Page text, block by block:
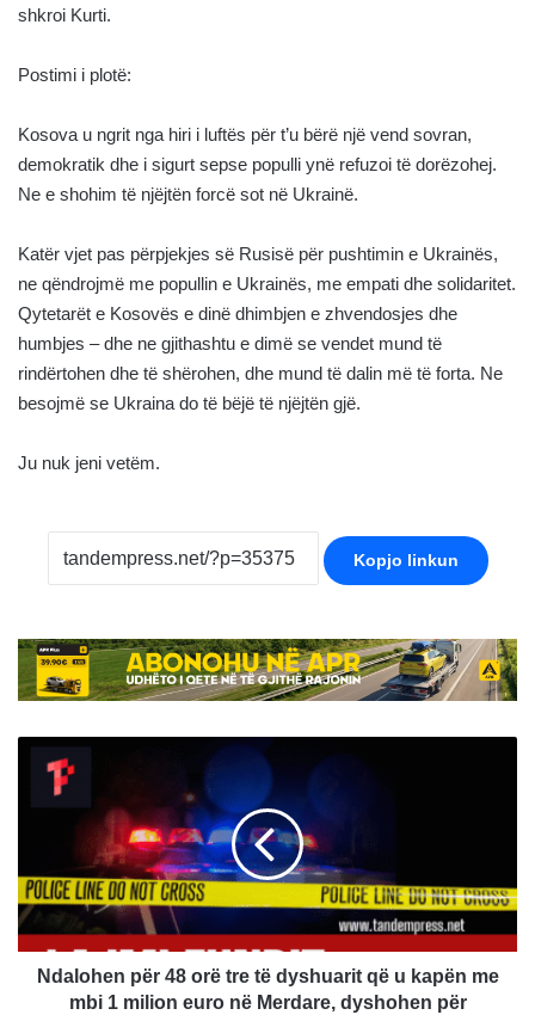
shkroi Kurti.
Postimi i plotë:
Kosova u ngrit nga hiri i luftës për t’u bërë një vend sovran,
demokratik dhe i sigurt sepse populli ynë refuzoi të dorëzohej.
Ne e shohim të njëjtën forcë sot në Ukrainë.
Katër vjet pas përpjekjes së Rusisë për pushtimin e Ukrainës,
ne qëndrojmë me popullin e Ukrainës, me empati dhe solidaritet.
Qytetarët e Kosovës e dinë dhimbjen e zhvendosjes dhe
humbjes – dhe ne gjithashtu e dimë se vendet mund të
rindërtohen dhe të shërohen, dhe mund të dalin më të forta. Ne
besojmë se Ukraina do të bëjë të njëjtën gjë.
Ju nuk jeni vetëm.
Kopjo linkun
Ndalohen
të
dyshuarit
që
u
kapënNdalohen për 48 orë tre të dyshuarit që u kapën me
mbi 1 milion euro në Merdare, dyshohen për